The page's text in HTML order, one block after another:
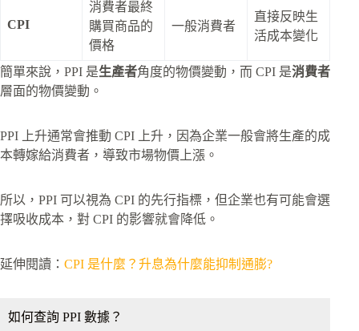
CPI
消費者最終
購買商品的
價格
一般消費者
直接反映生
活成本變化
簡單來說，PPI 是生產者角度的物價變動，而 CPI 是消費者
層面的物價變動。
PPI 上升通常會推動 CPI 上升，因為企業一般會將生產的成
本轉嫁給消費者，導致市場物價上漲。
所以，PPI 可以視為 CPI 的先行指標，但企業也有可能會選
擇吸收成本，對 CPI 的影響就會降低。
延伸閱讀： CPI 是什麼？升息為什麼能抑制通膨?
如何查詢 PPI 數據？